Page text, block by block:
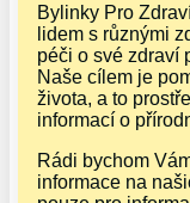
Bylinky Pro
lidem s různými
péči o své zdraví
Naše cílem je
života, a to
informací o
Rádi bychom
informace na